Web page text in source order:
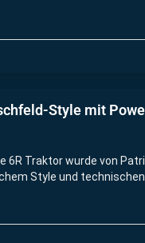
Style mit
6R Traktor wurde von
Style und technischen